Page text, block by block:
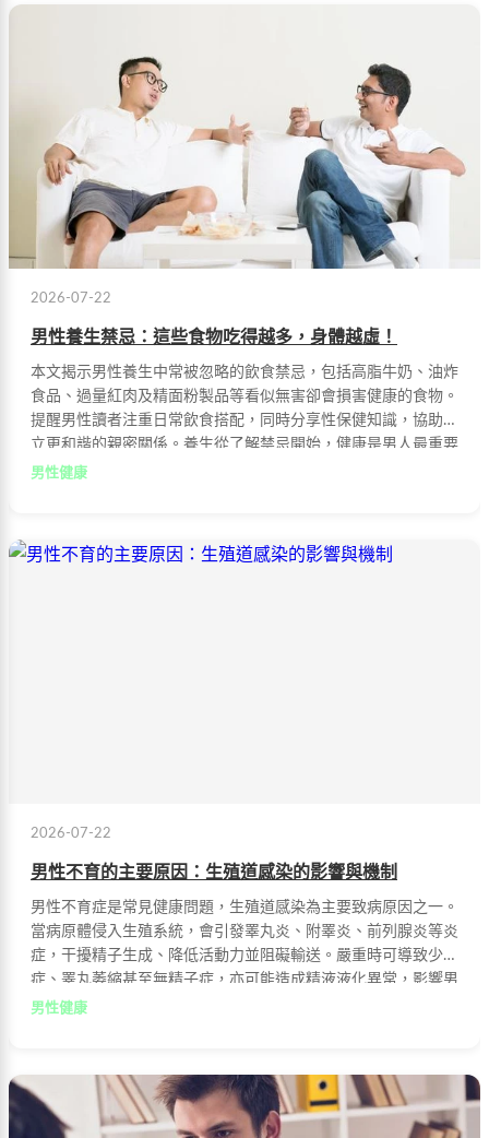
2026-07-22
男性養生禁忌：這些食物吃得越多，身體越虛！
本文揭示男性養生中常被忽略的飲食禁忌，包括高脂牛奶、油炸
食品、過量紅肉及精面粉製品等看似無害卻會損害健康的食物。
提醒男性讀者注重日常飲食搭配，同時分享性保健知識，協助建
立更和諧的親密關係。養生從了解禁忌開始，健康是男人最重要
的資本。
男性健康
2026-07-22
男性不育的主要原因：生殖道感染的影響與機制
男性不育症是常見健康問題，生殖道感染為主要致病原因之一。
當病原體侵入生殖系統，會引發睪丸炎、附睪炎、前列腺炎等炎
症，干擾精子生成、降低活動力並阻礙輸送。嚴重時可導致少精
症、睪丸萎縮甚至無精子症，亦可能造成精液液化異常，影響男
性生育能力。
男性健康